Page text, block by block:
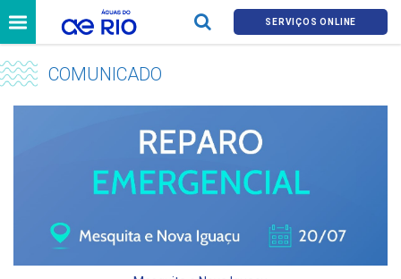
SERVIÇOS ONLINE
COMUNICADO